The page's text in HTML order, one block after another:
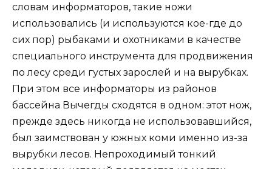
словам информаторов, такие ножи
использовались (и используются кое-где до
сих пор) рыбаками и охотниками в качестве
специального инструмента для продвижения
по лесу среди густых зарослей и на вырубках.
При этом все информаторы из районов
бассейна Вычегды сходятся в одном: этот нож,
прежде здесь никогда не использовавшийся,
был заимствован у южных коми именно из-за
вырубки лесов. Непроходимый тонкий